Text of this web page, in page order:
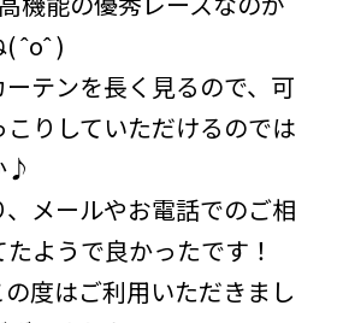
ˆoˆ )
テンを長く見るので、可
りしていただけるのでは
♪
メールやお電話でのご相
ようで良かったです！
度はご利用いただきまし